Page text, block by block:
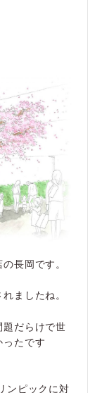
長岡です。
ましたね。
だらけで世
たです
ンピックに対